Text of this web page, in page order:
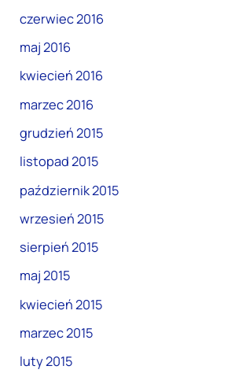
czerwiec 2016
maj 2016
kwiecień 2016
marzec 2016
grudzień 2015
listopad 2015
październik 2015
wrzesień 2015
sierpień 2015
maj 2015
kwiecień 2015
marzec 2015
luty 2015